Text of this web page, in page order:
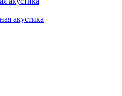
акустика